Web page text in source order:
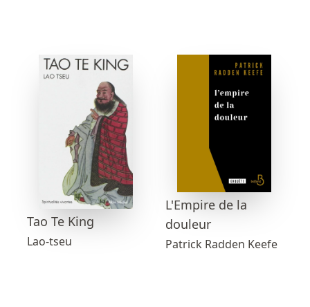
Tao Te King
Lao-tseu
L'Empire de la
douleur
Patrick Radden Keefe